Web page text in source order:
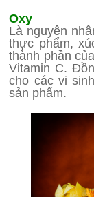
Oxy
Là nguyên
thực phẩm,
thành phần
Vitamin C.
cho các vi
sản phẩm.